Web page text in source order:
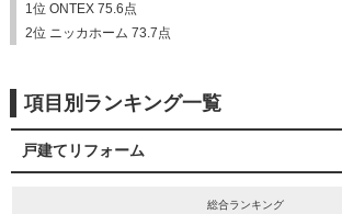
1位 ONTEX 75.6点
2位 ニッカホーム 73.7点
項目別ランキング一覧
戸建てリフォーム
総合ランキング